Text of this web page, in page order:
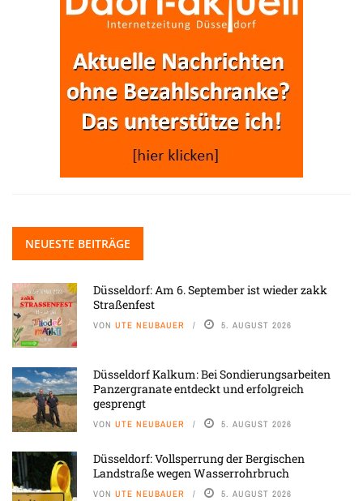
NEUESTE BEITRÄGE
Düsseldorf: Am 6. September ist wieder zakk
Straßenfest
VON UTE NEUBAUER 5. AUGUST 2026
Düsseldorf Kalkum: Bei Sondierungsarbeiten
Panzergranate entdeckt und erfolgreich
gesprengt
VON UTE NEUBAUER 5. AUGUST 2026
Düsseldorf: Vollsperrung der Bergischen
Landstraße wegen Wasserrohrbruch
VON UTE NEUBAUER 5. AUGUST 2026